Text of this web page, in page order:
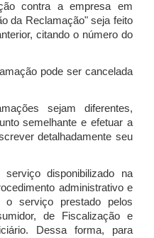
contra a empresa em
da Reclamação" seja feito
citando o número do
pode ser cancelada
sejam diferentes,
semelhante e efetuar a
detalhadamente seu
disponibilizado na
administrativo e
o serviço prestado pelos
de Fiscalização e
Dessa forma, para